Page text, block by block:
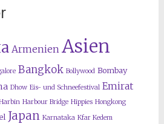
Armenien Asien
Bangkok Bollywood Bombay
Dhow Eis- und Schneefestival Emirat
Harbour Bridge Hippies Hongkong
Japan Karnataka Kfar Kedem